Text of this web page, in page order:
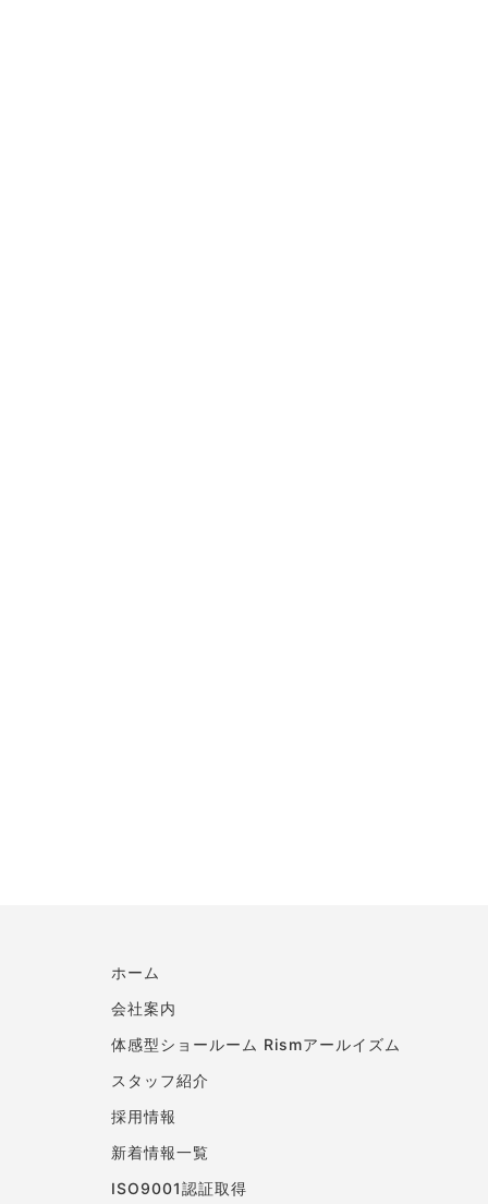
ホーム
会社案内
体感型ショールーム Rismアールイズム
スタッフ紹介
採用情報
新着情報一覧
ISO9001認証取得